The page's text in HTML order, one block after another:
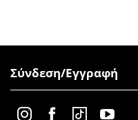
Σύνδεση/Εγγραφή